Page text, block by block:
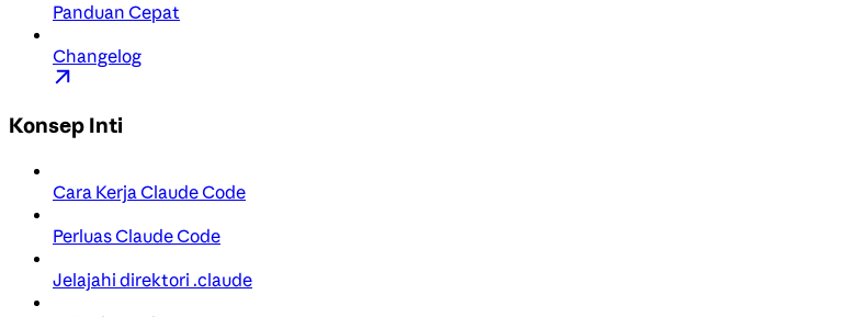
Panduan Cepat
Changelog
Konsep Inti
Cara Kerja Claude Code
Perluas Claude Code
Jelajahi direktori .claude